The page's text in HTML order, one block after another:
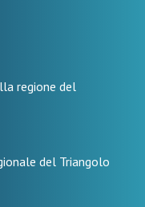
regione del
del Triangolo